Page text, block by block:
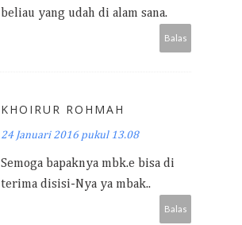
beliau yang udah di alam sana.
Balas
KHOIRUR ROHMAH
24 Januari 2016 pukul 13.08
Semoga bapaknya mbk.e bisa di
terima disisi-Nya ya mbak..
Balas